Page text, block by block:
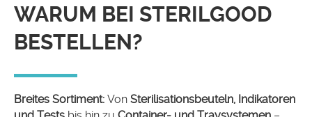
WARUM BEI STERILGOOD
BESTELLEN?
Breites Sortiment: Von Sterilisationsbeuteln, Indikatoren